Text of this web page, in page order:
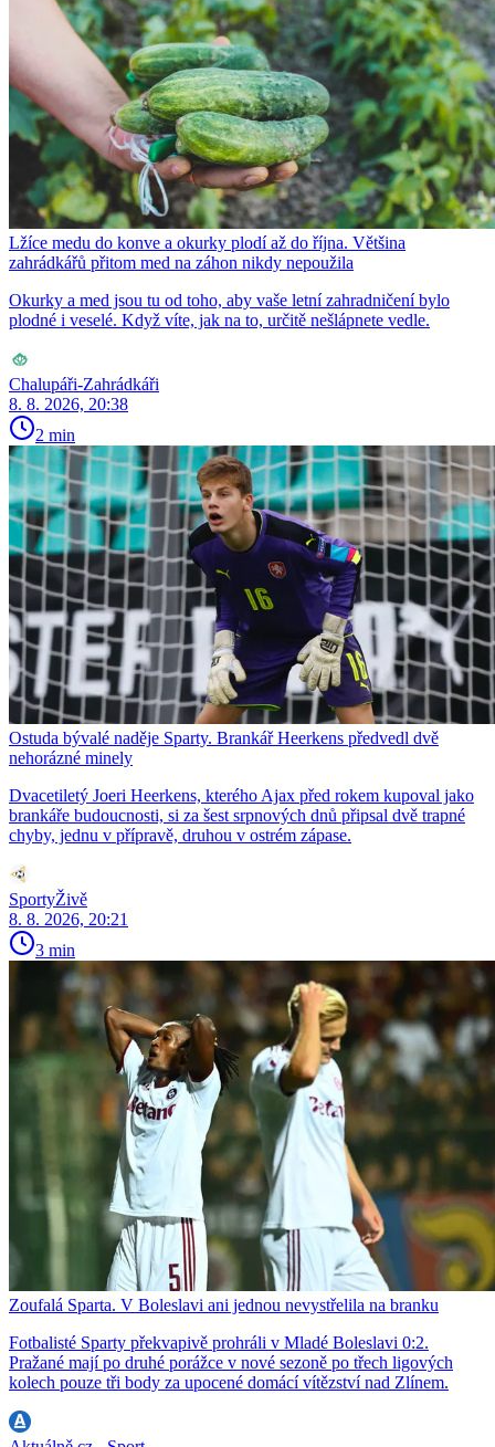
Lžíce medu do konve a okurky plodí až do října. Většina
zahrádkářů přitom med na záhon nikdy nepoužila
Okurky a med jsou tu od toho, aby vaše letní zahradničení bylo
plodné i veselé. Když víte, jak na to, určitě nešlápnete vedle.
Chalupáři-Zahrádkáři
8. 8. 2026, 20:38
2 min
Ostuda bývalé naděje Sparty. Brankář Heerkens předvedl dvě
nehorázné minely
Dvacetiletý Joeri Heerkens, kterého Ajax před rokem kupoval jako
brankáře budoucnosti, si za šest srpnových dnů připsal dvě trapné
chyby, jednu v přípravě, druhou v ostrém zápase.
SportyŽivě
8. 8. 2026, 20:21
3 min
Zoufalá Sparta. V Boleslavi ani jednou nevystřelila na branku
Fotbalisté Sparty překvapivě prohráli v Mladé Boleslavi 0:2.
Pražané mají po druhé porážce v nové sezoně po třech ligových
kolech pouze tři body za upocené domácí vítězství nad Zlínem.